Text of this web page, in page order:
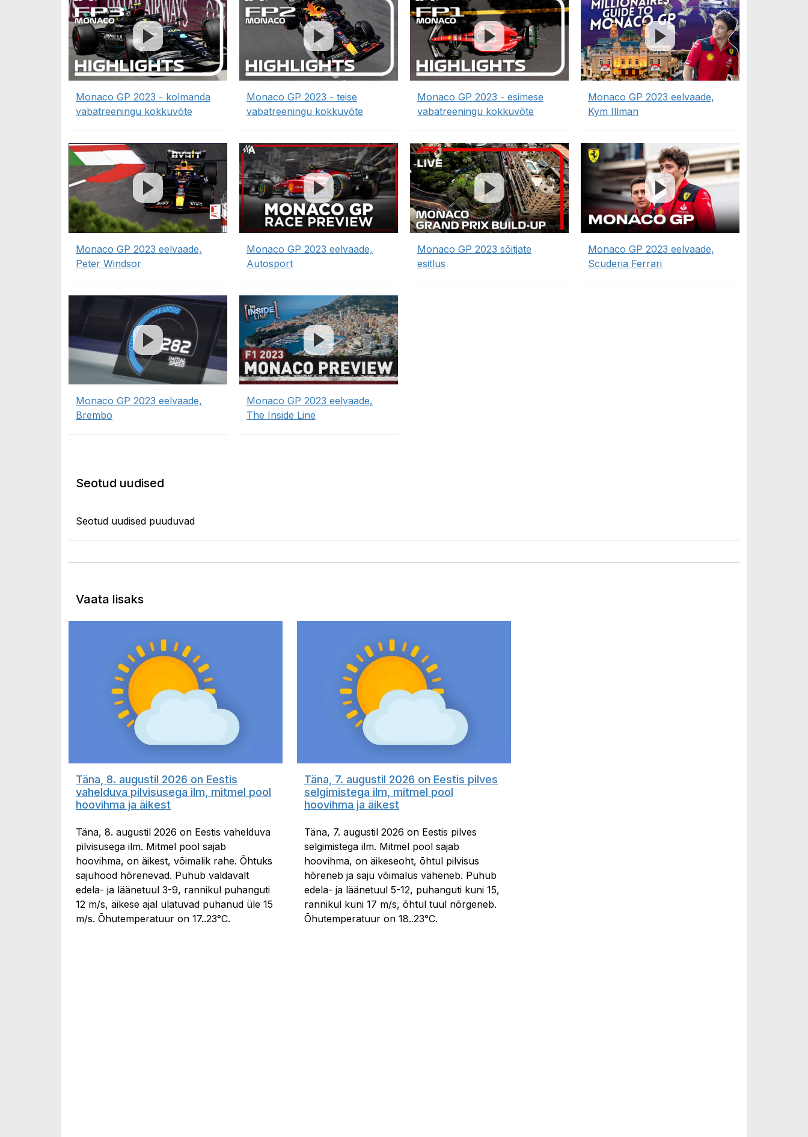
Monaco GP 2023 - kolmanda
vabatreeningu kokkuvõte
Monaco GP 2023 - teise
vabatreeningu kokkuvõte
Monaco GP 2023 - esimese
vabatreeningu kokkuvõte
Monaco GP 2023 eelvaade,
Kym Illman
Monaco GP 2023 eelvaade,
Peter Windsor
Monaco GP 2023 eelvaade,
Autosport
Monaco GP 2023 sõitjate
esitlus
Monaco GP 2023 eelvaade,
Scuderia Ferrari
Monaco GP 2023 eelvaade,
Brembo
Monaco GP 2023 eelvaade,
The Inside Line
Seotud uudised
Seotud uudised puuduvad
Vaata lisaks
Täna, 8. augustil 2026 on Eestis
vahelduva pilvisusega ilm, mitmel pool
hoovihma ja äikest
Täna, 8. augustil 2026 on Eestis vahelduva
pilvisusega ilm. Mitmel pool sajab
hoovihma, on äikest, võimalik rahe. Õhtuks
sajuhood hõrenevad. Puhub valdavalt
edela- ja läänetuul 3-9, rannikul puhanguti
12 m/s, äikese ajal ulatuvad puhanud üle 15
m/s. Õhutemperatuur on 17..23°C.
Täna, 7. augustil 2026 on Eestis pilves
selgimistega ilm, mitmel pool
hoovihma ja äikest
Täna, 7. augustil 2026 on Eestis pilves
selgimistega ilm. Mitmel pool sajab
hoovihma, on äikeseoht, õhtul pilvisus
hõreneb ja saju võimalus väheneb. Puhub
edela- ja läänetuul 5-12, puhanguti kuni 15,
rannikul kuni 17 m/s, õhtul tuul nõrgeneb.
Õhutemperatuur on 18..23°C.